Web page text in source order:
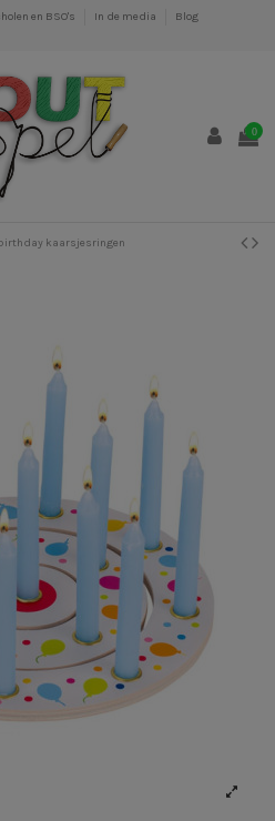
en BSO's In de media
Blog
0
kaarsjesringen